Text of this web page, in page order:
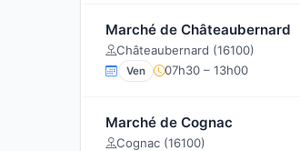
Marché de Châteaubernard
Châteaubernard (16100)
Ven 07h30 – 13h00
Marché de Cognac
Cognac (16100)